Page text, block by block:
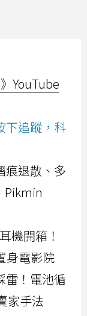
YouTube
下追蹤，科
痕退散、多
Pikmin
機開箱！
身電影院
雷！電池循
家手法